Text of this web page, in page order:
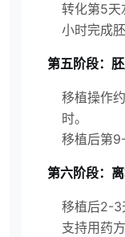
转化第5天
小时完成胚
第五阶段：
移植操作
时。
移植后第
第六阶段：
移植后2-3
支持用药